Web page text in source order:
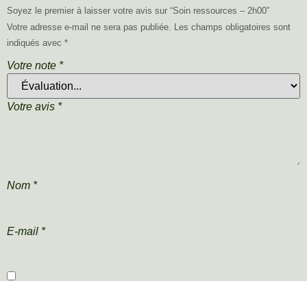
Soyez le premier à laisser votre avis sur “Soin ressources – 2h00”
Votre adresse e-mail ne sera pas publiée. Les champs obligatoires sont
indiqués avec *
Votre note *
Votre avis *
Nom *
E-mail *